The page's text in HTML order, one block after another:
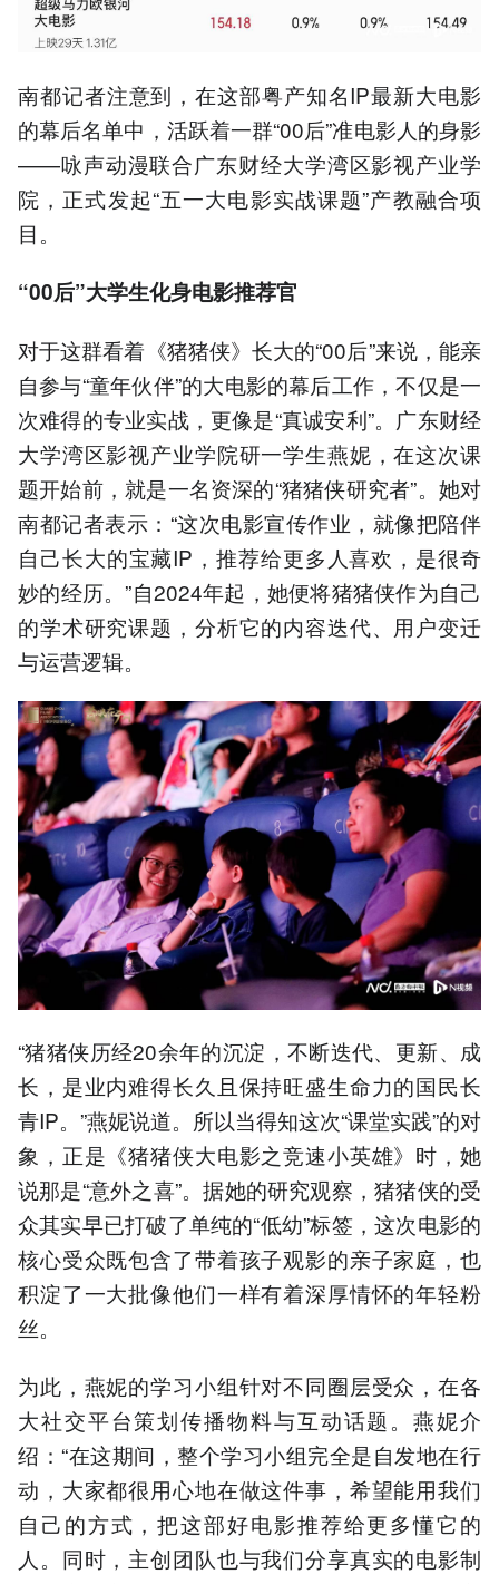
南都记者注意到，在这部粤产知名IP最新大电影
的幕后名单中，活跃着一群“00后”准电影人的身影
——咏声动漫联合广东财经大学湾区影视产业学
院，正式发起“五一大电影实战课题”产教融合项
目。
“00后”大学生化身电影推荐官
对于这群看着《猪猪侠》长大的“00后”来说，能亲
自参与“童年伙伴”的大电影的幕后工作，不仅是一
次难得的专业实战，更像是“真诚安利”。广东财经
大学湾区影视产业学院研一学生燕妮，在这次课
题开始前，就是一名资深的“猪猪侠研究者”。她对
南都记者表示：“这次电影宣传作业，就像把陪伴
自己长大的宝藏IP，推荐给更多人喜欢，是很奇
妙的经历。”自2024年起，她便将猪猪侠作为自己
的学术研究课题，分析它的内容迭代、用户变迁
与运营逻辑。
“猪猪侠历经20余年的沉淀，不断迭代、更新、成
长，是业内难得长久且保持旺盛生命力的国民长
青IP。”燕妮说道。所以当得知这次“课堂实践”的对
象，正是《猪猪侠大电影之竞速小英雄》时，她
说那是“意外之喜”。据她的研究观察，猪猪侠的受
众其实早已打破了单纯的“低幼”标签，这次电影的
核心受众既包含了带着孩子观影的亲子家庭，也
积淀了一大批像他们一样有着深厚情怀的年轻粉
丝。
为此，燕妮的学习小组针对不同圈层受众，在各
大社交平台策划传播物料与互动话题。燕妮介
绍：“在这期间，整个学习小组完全是自发地在行
动，大家都很用心地在做这件事，希望能用我们
自己的方式，把这部好电影推荐给更多懂它的
人。同时，主创团队也与我们分享真实的电影制